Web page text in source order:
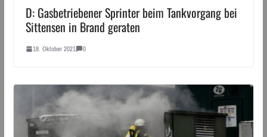
D: Gasbetriebener Sprinter beim Tankvorgang bei
Sittensen in Brand geraten
18. Oktober 2021 0